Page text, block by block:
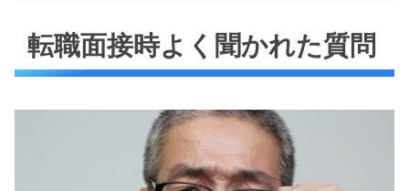
質問①「転職を考え、ウチの会社を受けた
理由を教えてください」
クを回避！
上司や同僚などの人間関係の場
合
転職面接時よく聞かれた質問